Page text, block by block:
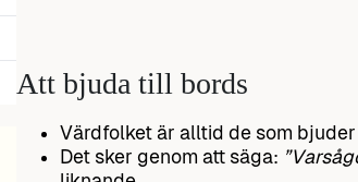
Att bjuda till bords
Värdfolket är alltid de som
Det sker genom att säga: